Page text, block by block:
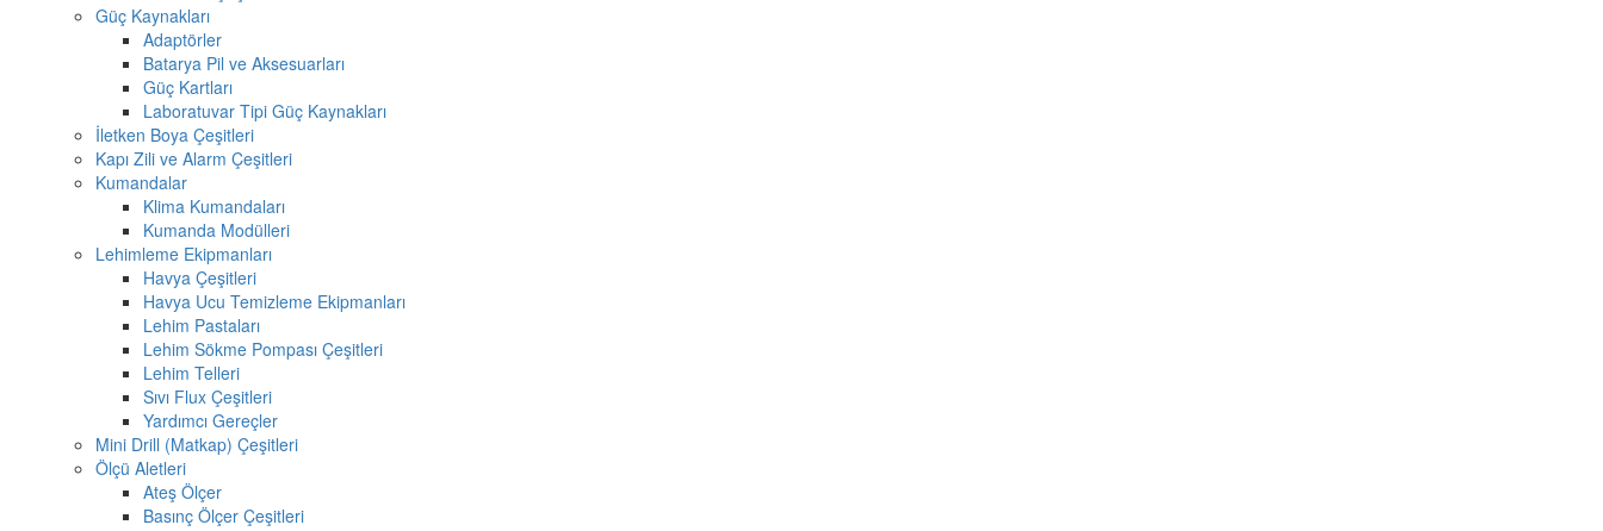
Güç Kaynakları
Adaptörler
Batarya Pil ve Aksesuarları
Güç Kartları
Laboratuvar Tipi Güç Kaynakları
İletken Boya Çeşitleri
Kapı Zili ve Alarm Çeşitleri
Kumandalar
Klima Kumandaları
Kumanda Modülleri
Lehimleme Ekipmanları
Havya Çeşitleri
Havya Ucu Temizleme Ekipmanları
Lehim Pastaları
Lehim Sökme Pompası Çeşitleri
Lehim Telleri
Sıvı Flux Çeşitleri
Yardımcı Gereçler
Mini Drill (Matkap) Çeşitleri
Ölçü Aletleri
Ateş Ölçer
Basınç Ölçer Çeşitleri